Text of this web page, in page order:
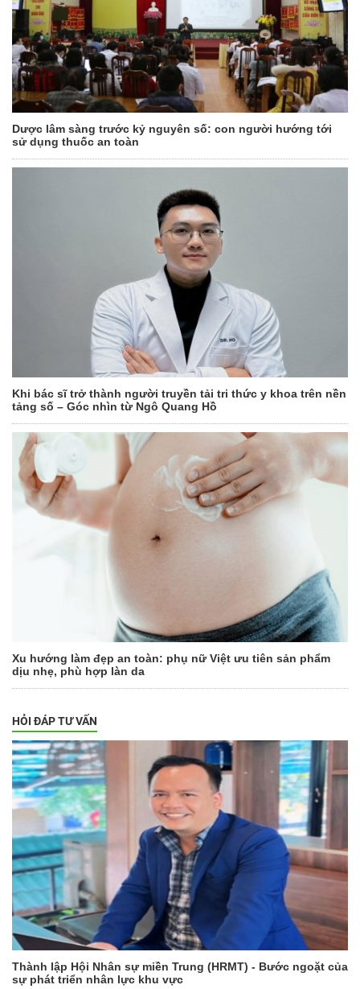
Dược lâm sàng trước kỷ nguyên số: con người hướng tới
sử dụng thuốc an toàn
Khi bác sĩ trở thành người truyền tải tri thức y khoa trên nền
tảng số – Góc nhìn từ Ngô Quang Hồ
Xu hướng làm đẹp an toàn: phụ nữ Việt ưu tiên sản phẩm
dịu nhẹ, phù hợp làn da
HỎI ĐÁP TƯ VẤN
Thành lập Hội Nhân sự miền Trung (HRMT) - Bước ngoặt của
sự phát triển nhân lực khu vực